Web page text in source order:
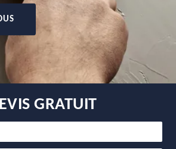
GRATUIT